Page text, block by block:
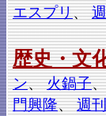
エスプリ、
歴史・文
ン、火鍋子
門興隆、週